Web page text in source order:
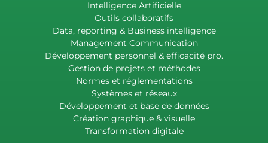
Intelligence Artificielle
Outils collaboratifs
Data, reporting & Business intelligence
Management Communication
Développement personnel & efficacité pro.
Gestion de projets et méthodes
Normes et réglementations
Systèmes et réseaux
Développement et base de données
Création graphique & visuelle
Transformation digitale